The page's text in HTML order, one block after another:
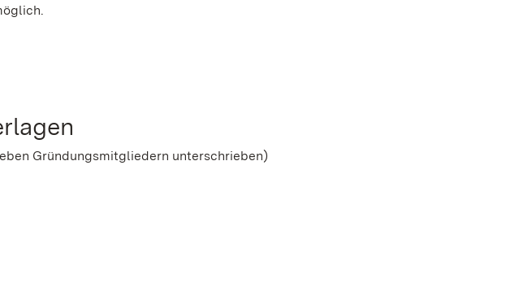
Gründungsmitgliedern unterschrieben)